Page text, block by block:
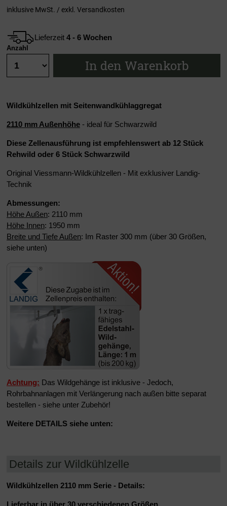
inklusive MwSt. / exkl. Versandkosten
Lieferzeit 4 - 6 Wochen
Anzahl
In den Warenkorb
Wildkühlzellen mit Seitenwandkühlaggregat
2110 mm Außenhöhe - ideal für Schwarzwild
Diese Zellenausführung ist empfehlenswert ab 12 Stück
Rehwild oder 6 Stück Schwarzwild
Original Viessmann-Wildkühlzellen - Mit exklusiver Landig-
Technik
Abmessungen:
Höhe Außen: 2110 mm
Höhe Innen: 1950 mm
Breite und Tiefe Außen: Im Raster 300 mm (über 30 Größen,
siehe unten)
Achtung: Das Wildgehänge ist inklusive - Jedoch,
Rohrbahnanlagen mit Verlängerung nach außen bitte separat
bestellen - siehe unter Zubehör!
Weitere DETAILS siehe unten:
Details zur Wildkühlzelle
Wildkühlzellen 2110 mm Serie - Details: